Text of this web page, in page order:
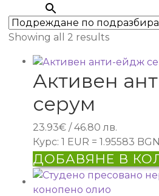
Showing all 2 results
Активен
серум
23.93€ / 46.80 лв.
Курс: 1 EUR = 1.95583 BGN
ДОБАВЯНЕ В